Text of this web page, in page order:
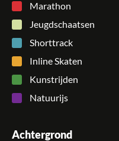
Marathon
Jeugdschaatsen
Shorttrack
Inline Skaten
Kunstrijden
Natuurijs
Achtergrond